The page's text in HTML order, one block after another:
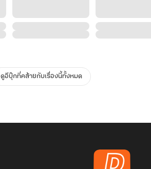
ดูอีบุ๊กที่คล้ายกับเรื่องนี้ทั้งหมด